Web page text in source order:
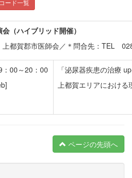
ード一覧
（ハイブリッド開催）
上都賀郡市医師会／＊問合先：TEL
00～20：00
「泌尿器疾患の治療
上都賀エリアにおける
ページの先頭へ